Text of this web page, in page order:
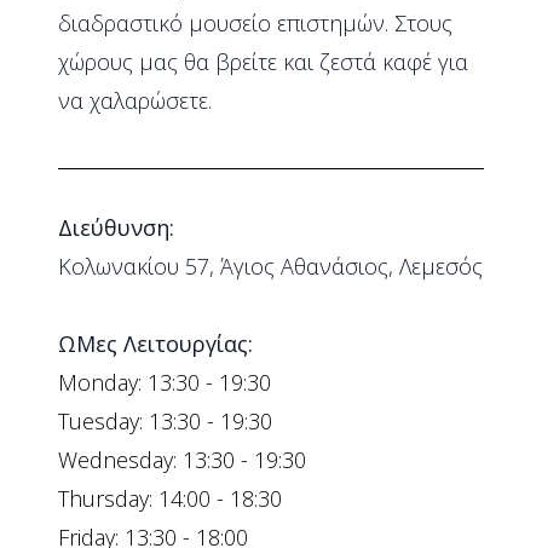
διαδραστικό μουσείο επιστημών. Στους
χώρους μας θα βρείτε και ζεστά καφέ για
να χαλαρώσετε.
Διεύθυνση:
Κολωνακίου 57, Άγιος Αθανάσιος, Λεμεσός
ΩМες Λειτουργίας:
Monday: 13:30 - 19:30
Tuesday: 13:30 - 19:30
Wednesday: 13:30 - 19:30
Thursday: 14:00 - 18:30
Friday: 13:30 - 18:00